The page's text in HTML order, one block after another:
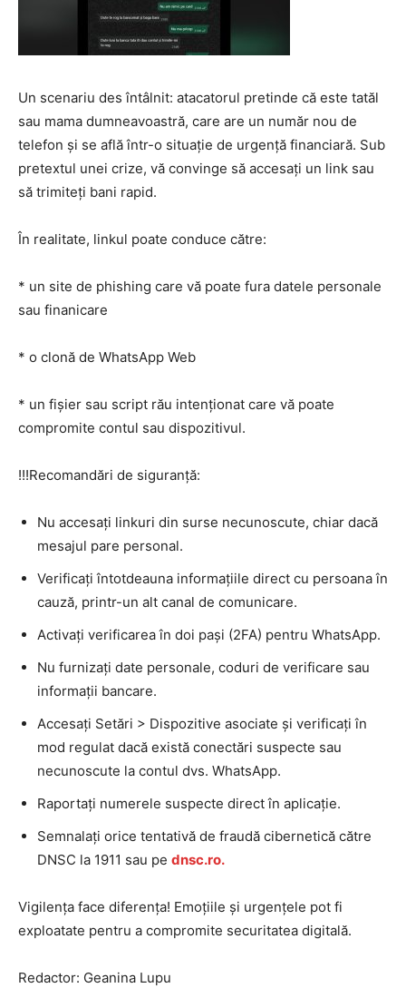
Un scenariu des întâlnit: atacatorul pretinde că este tatăl
sau mama dumneavoastră, care are un număr nou de
telefon și se află într-o situație de urgență financiară. Sub
pretextul unei crize, vă convinge să accesați un link sau
să trimiteți bani rapid.
În realitate, linkul poate conduce către:
* un site de phishing care vă poate fura datele personale
sau finanicare
* o clonă de WhatsApp Web
* un fișier sau script rău intenționat care vă poate
compromite contul sau dispozitivul.
!!!Recomandări de siguranță:
Nu accesați linkuri din surse necunoscute, chiar dacă
mesajul pare personal.
Verificați întotdeauna informațiile direct cu persoana în
cauză, printr-un alt canal de comunicare.
Activați verificarea în doi pași (2FA) pentru WhatsApp.
Nu furnizați date personale, coduri de verificare sau
informații bancare.
Accesați Setări > Dispozitive asociate și verificați în
mod regulat dacă există conectări suspecte sau
necunoscute la contul dvs. WhatsApp.
Raportați numerele suspecte direct în aplicație.
Semnalați orice tentativă de fraudă cibernetică către
DNSC la 1911 sau pe dnsc.ro.
Vigilența face diferența! Emoțiile și urgențele pot fi
exploatate pentru a compromite securitatea digitală.
Redactor: Geanina Lupu